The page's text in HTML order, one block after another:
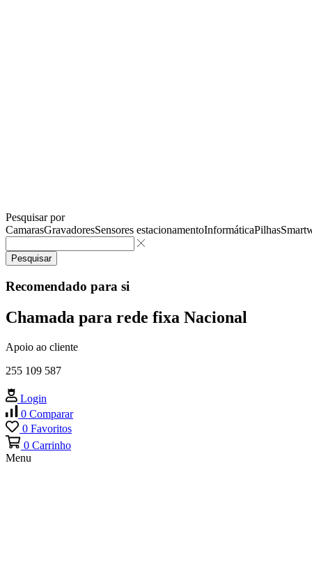
Pesquisar por
CamarasGravadoresSensores estacionamentoInformáticaPilhas
Pesquisar
Recomendado para si
Chamada para rede fixa Nacional
Apoio ao cliente
255 109 587
Login
0 Comparar
0 Favoritos
0 Carrinho
Menu